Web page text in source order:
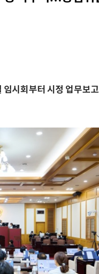
시회부터 시정 업무보고